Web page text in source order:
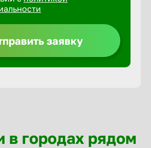
заявку
в городах рядом